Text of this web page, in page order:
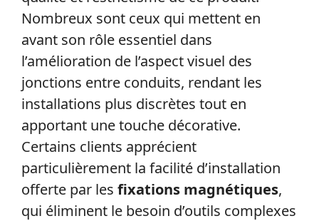
Nombreux sont ceux qui mettent en
avant son rôle essentiel dans
l’amélioration de l’aspect visuel des
jonctions entre conduits, rendant les
installations plus discrètes tout en
apportant une touche décorative.
Certains clients apprécient
particulièrement la facilité d’installation
offerte par les fixations magnétiques,
qui éliminent le besoin d’outils complexes